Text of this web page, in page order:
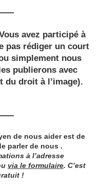
avez participé à
pas rédiger un court
simplement nous
publierons avec
du droit à l’image).
de nous aider est de
parler de nous .
à l’adresse
via le formulaire. C’est
!